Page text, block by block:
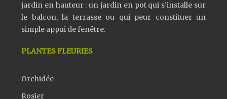
jardin en hauteur : un jardin en pot qui s’installe sur
le balcon, la terrasse ou qui peur constituer un
simple appui de fenêtre.
PLANTES FLEURIES
Orchidée
Rosier